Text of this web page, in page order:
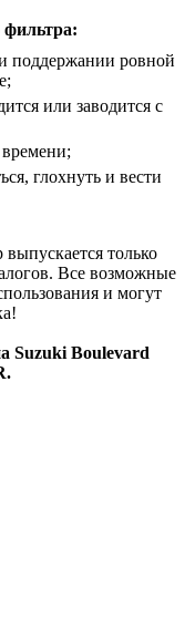
поддержании ровной
или заводится с
глохнуть и вести
только
Все возможные
и могут
Suzuki Boulevard